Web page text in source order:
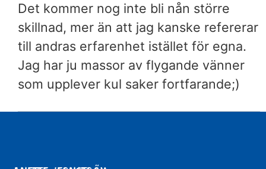
Det kommer nog inte bli nån större
skillnad, mer än att jag kanske refererar
till andras erfarenhet istället för egna.
Jag har ju massor av flygande vänner
som upplever kul saker fortfarande;)